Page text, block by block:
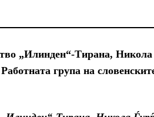
„Илинден“-Тирана, Никола
група на